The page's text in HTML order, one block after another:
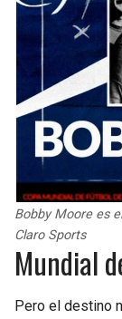
Bobby Moore es
Claro Sports
Mundial
Pero el destino